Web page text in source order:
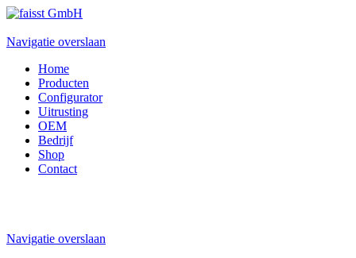
Navigatie overslaan
Home
Producten
Configurator
Uitrusting
OEM
Bedrijf
Shop
Contact
Navigatie overslaan